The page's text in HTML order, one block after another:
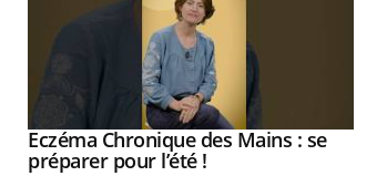
Youtube
Eczéma Chronique des Mains : se
préparer pour l’été !Youtube